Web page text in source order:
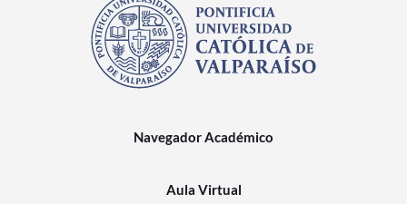
Navegador Académico
Aula Virtual